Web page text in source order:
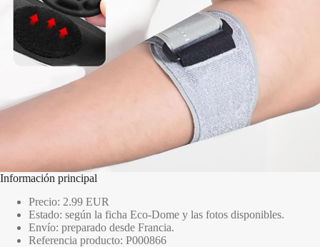
Información principal
Precio: 2.99 EUR
Estado: según la ficha Eco-Dome y las fotos disponibles.
Envío: preparado desde Francia.
Referencia producto: P000866